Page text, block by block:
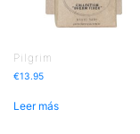
Pilgrim
€13.95
Leer más